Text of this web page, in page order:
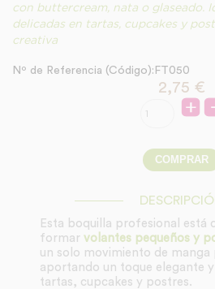
con buttercream, nata o glaseado.
delicadas en tartas, cupcakes y
creativa
Nº de Referencia (Código):FT050
2,75 €
Esta boquilla profesional está
formar volantes pequeños y
un solo movimiento de manga
aportando un toque elegante
tartas, cupcakes y postres.